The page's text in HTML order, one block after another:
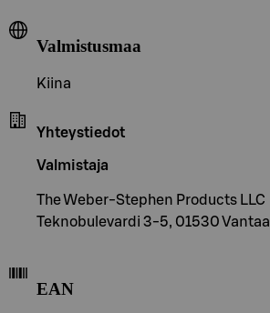
Valmistusmaa
Kiina
Yhteystiedot
Valmistaja
The Weber-Stephen Products LLC
Teknobulevardi 3-5, 01530 Vantaa
EAN